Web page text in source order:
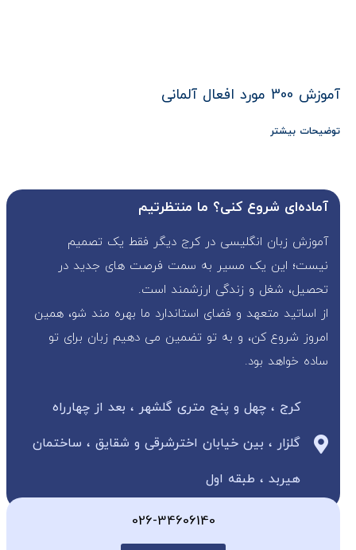
آموزش 300 مورد افعال آلمانی
توضیحات بیشتر
آماده‌ای شروع کنی؟ ما منتظرتیم
آموزش زبان انگلیسی در کرج دیگر فقط یک تصمیم
نیست؛ این یک مسیر به سمت فرصت های جدید در
تحصیل، شغل و زندگی ارزشمند است.
از اساتید متعهد و فضای استاندارد ما بهره مند شو، همین
امروز شروع کن، و به تو تضمین می دهیم زبان برای تو
ساده خواهد بود.
کرج ، چهل و پنج متری گلشهر ، بعد از چهارراه
گلزار ، بین خیابان اخترشرقی و شقایق ، ساختمان
هیربد ، طبقه اول
026-34606140